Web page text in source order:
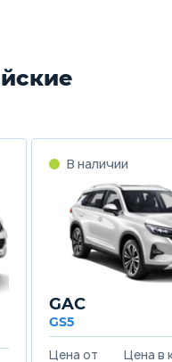
GAC
GS5